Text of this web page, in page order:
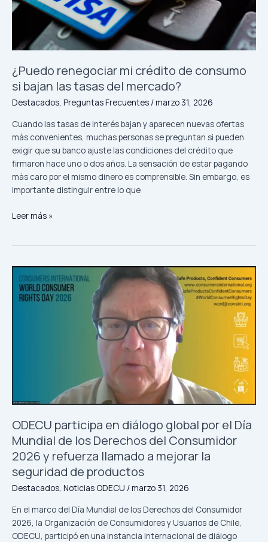
velocidad
contratada?
¿Puedo renegociar mi crédito de consumo
si bajan las tasas del mercado?
Destacados Preguntas Frecuentes /marzo 31, 2026
Cuando las tasas de interés bajan y aparecen nuevas ofertas
más convenientes, muchas personas se preguntan si pueden
exigir que su banco ajuste las condiciones del crédito que
firmaron hace uno o dos años. La sensación de estar pagando
más caro por el mismo dinero es comprensible. Sin embargo, es
importante distinguir entre lo que
¿Puedo
de
consumo
Leer más »
ODECU participa en diálogo global por el Día
Mundial de los Derechos del Consumidor
2026 y refuerza llamado a mejorar la
seguridad de productos
Destacados Noticias ODECU /marzo 31, 2026
En el marco del Día Mundial de los Derechos del Consumidor
2026, la Organización de Consumidores y Usuarios de Chile,
ODECU, participó en una instancia internacional de diálogo